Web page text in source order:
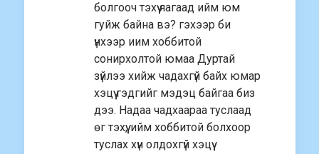
болгооч тэхүү яагаад ийм юм
гуйж байна вэ? гэхээр би
үнхээр иим хоббитой
сонирхолтой юмаа Дуртай
зүйлээ хийж чадахгүй байх юмар
хэцүү гэдгийг мэдэц байгаа биз
дээ. Надаа чадхаараа туслаад
өг тэхүү, ийм хоббитой болхоор
туслах хүн олдохгүй хэцүү